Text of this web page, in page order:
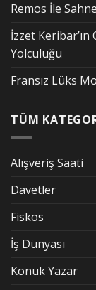
Remos İle
İzzet
Yolculuğu
Fransız Lüks
TÜM
Alışveriş Saati
Davetler
Fiskos
İş Dünyası
Konuk Yazar